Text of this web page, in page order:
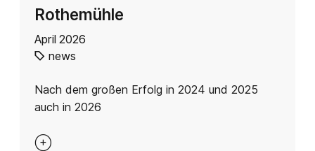
Rothemühle
April 2026
news
Nach dem großen Erfolg in 2024 und 2025
auch in 2026
